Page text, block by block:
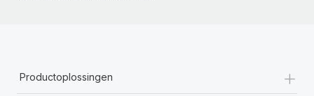
Productoplossingen +